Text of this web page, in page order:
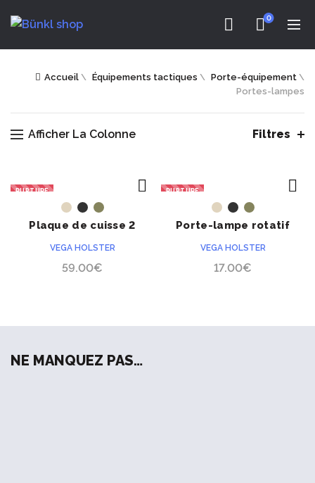
0
Accueil \ Équipements tactiques \ Porte-équipement \
Portes-lampes
Afficher La Colonne Filtres
RUPTURE
ACHETER
Plaque de cuisse 2
VEGA HOLSTER
59.00€
RUPTURE
ACHETER
Porte-lampe rotatif
VEGA HOLSTER
17.00€
NE MANQUEZ PAS…